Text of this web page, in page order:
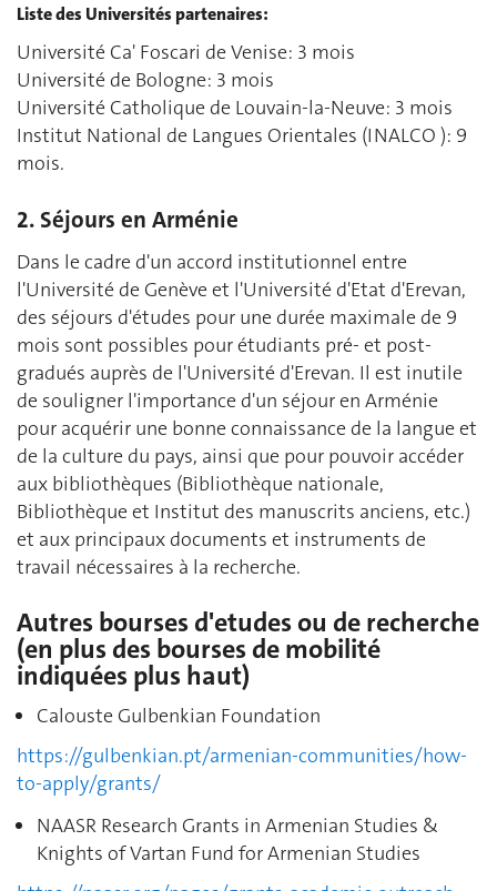
Liste des Universités partenaires:
Université Ca' Foscari de Venise: 3 mois
Université de Bologne: 3 mois
Université Catholique de Louvain-la-Neuve: 3 mois
Institut National de Langues Orientales (INALCO ): 9
mois.
2. Séjours en Arménie
Dans le cadre d'un accord institutionnel entre
l'Université de Genève et l'Université d'Etat d'Erevan,
des séjours d'études pour une durée maximale de 9
mois sont possibles pour étudiants pré- et post-
gradués auprès de l'Université d'Erevan. Il est inutile
de souligner l'importance d'un séjour en Arménie
pour acquérir une bonne connaissance de la langue et
de la culture du pays, ainsi que pour pouvoir accéder
aux bibliothèques (Bibliothèque nationale,
Bibliothèque et Institut des manuscrits anciens, etc.)
et aux principaux documents et instruments de
travail nécessaires à la recherche.
Autres bourses d'etudes ou de recherche
(en plus des bourses de mobilité
indiquées plus haut)
Calouste Gulbenkian Foundation
https://gulbenkian.pt/armenian-communities/how-
to-apply/grants/
NAASR Research Grants in Armenian Studies &
Knights of Vartan Fund for Armenian Studies